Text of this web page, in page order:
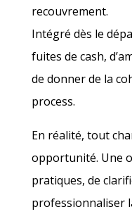
recouvrement.
Intégré dès le
fuites de cash,
de donner de la
process.
En réalité, tout
opportunité. Une
pratiques, de
professionnaliser